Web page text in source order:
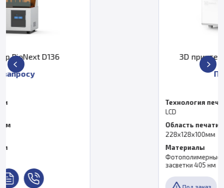
3D принтер PioNext DJ89 PLUS
Фотополимерные смолы с длиной волны